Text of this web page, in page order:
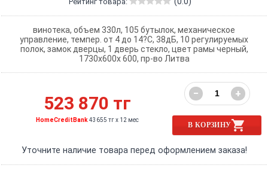
винотека, объем 330л, 105 бутылок, механическое
управление, темпер. от 4 до 14?C, 38дБ, 10 регулируемых
полок, замок дверцы, 1 дверь стекло, цвет рамы черный,
1730х600x 600, пр-во Литва
523 870 тг
HomeCreditBank43655 тг x 12 мес
− +
В КОРЗИНУ
Уточните наличие товара перед оформлением заказа!